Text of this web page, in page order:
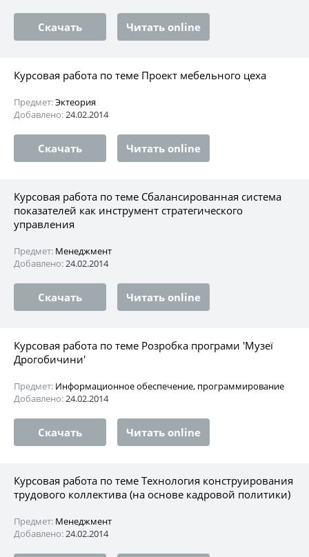
Скачать Читать online
Курсовая работа по теме Проект мебельного цеха
Предмет:Эктеория
Добавлено:24.02.2014
Скачать Читать online
Курсовая работа по теме Сбалансированная система
показателей как инструмент стратегического
управления
Предмет: Менеджмент
Добавлено:24.02.2014
Скачать Читать online
Курсовая работа по теме Розробка програми 'Музеї
Дрогобичини'
Предмет: Информационное обеспечение, программирование
Добавлено:24.02.2014
Скачать Читать online
Курсовая работа по теме Технология конструирования
трудового коллектива (на основе кадровой политики)
Предмет: Менеджмент
Добавлено:24.02.2014